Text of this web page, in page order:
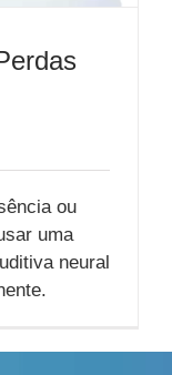
ou
uma
neural